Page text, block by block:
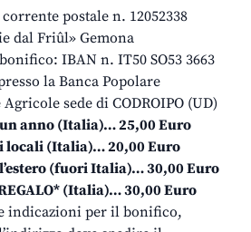
postale n. 12052338
dal Friûl» Gemona
IBAN n. IT50 SO53 3663
la Banca Popolare
sede di CODROIPO (UD)
anno (Italia)… 25,00 Euro
locali (Italia)… 20,00 Euro
(fuori Italia)… 30,00 Euro
(Italia)… 30,00 Euro
indicazioni per il bonifico,